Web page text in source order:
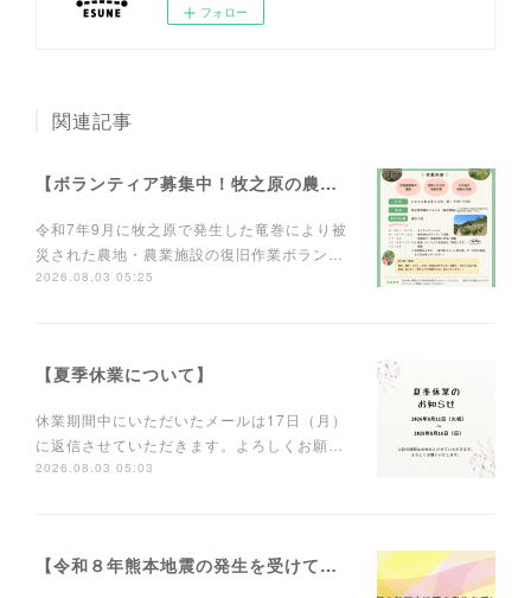
フォロー
関連記事
【ボランティア募集中！牧之原の農業を元気に！】
令和7年9月に牧之原で発生した竜巻により被
災された農地・農業施設の復旧作業ボラン…
2026.08.03 05:25
【夏季休業について】
休業期間中にいただいたメールは17日（月）
に返信させていただきます。よろしくお願…
2026.08.03 05:03
【令和８年熊本地震の発生を受けて静岡からできることを】